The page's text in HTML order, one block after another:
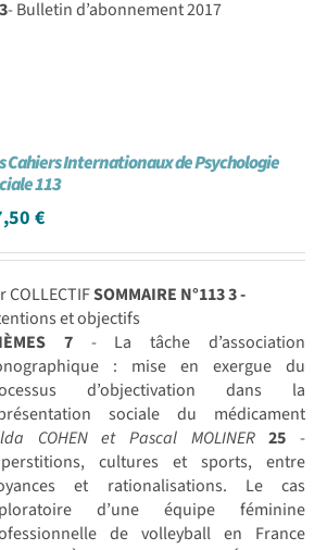
- Bulletin d’abonnement 2017
Cahiers Internationaux de Psychologie
113
€
COLLECTIFSOMMAIRE N°1133 -
et objectifs
7- La tâche d’association
: mise en exergue du
d’objectivation dans la
sociale du médicament
COHEN et Pascal MOLINER 25 -
cultures et sports, entre
et rationalisations. Le cas
d’une équipe féminine
de volleyball en France